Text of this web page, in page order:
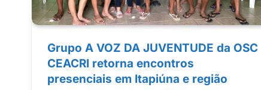
Grupo A VOZ DA JUVENTUDE da OSC
CEACRI retorna encontros
presenciais em Itapiúna e região